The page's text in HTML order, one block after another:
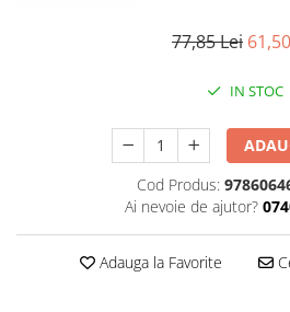
Publicistica / Reportaje / Interviuri
Sociologie si filozofie
77,85 Lei
IN STOC
Cod Produs:
Ai nevoie de ajutor?
Adauga la Favorite